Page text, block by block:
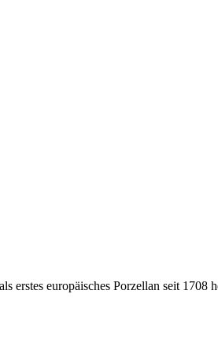
erstes europäisches Porzellan seit 1708